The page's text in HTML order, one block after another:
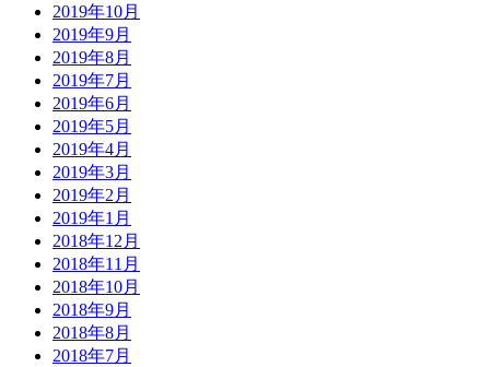
2019年10月
2019年9月
2019年8月
2019年7月
2019年6月
2019年5月
2019年4月
2019年3月
2019年2月
2019年1月
2018年12月
2018年11月
2018年10月
2018年9月
2018年8月
2018年7月